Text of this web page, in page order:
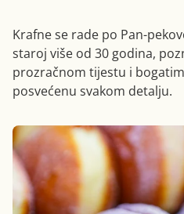
Krafne se rade po Pan-
staroj više od 30 godina,
prozračnom tijestu i
posvećenu svakom detalju.